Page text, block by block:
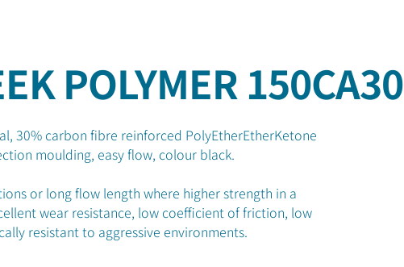
工业设备
机器人和自动化
非植入物
POLYMER 150CA30
30% carbon fibre reinforced PolyEtherEtherKetone
moulding, easy flow, colour black.
or long flow length where higher strength in a
wear resistance, low coefficient of friction, low
resistant to aggressive environments.